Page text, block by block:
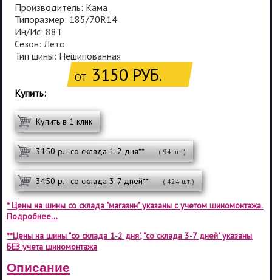
Производитель: Кама
Типоразмер: 185/70R14
Ин/Ис: 88T
Сезон: Лето
Тип шины: Нешипованная
ОТ 3150 РУБ.
Купить:
Купить в 1 клик
3150 р. - со склада 1-2 дня** ( 94 шт.)
3450 р. - со склада 3-7 дней** ( 424 шт.)
* Цены на шины со склада "магазин" указаны с учетом шиномонтажа.
Подробнее...
**Цены на шины "со склада 1-2 дня", "со склада 3-7 дней" указаны
БЕЗ учета шиномонтажа
Описание